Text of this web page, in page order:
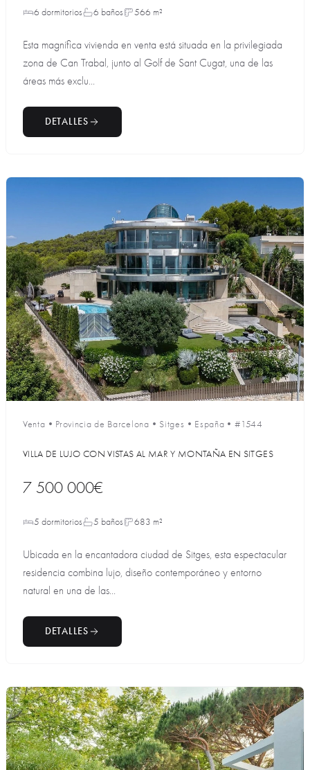
6 dormitorios 6 baños 566 m²
Esta magnífica vivienda en venta está situada en la privilegiada
zona de Can Trabal, junto al Golf de Sant Cugat, una de las
áreas más exclu...
DETALLES
Venta • Provincia de Barcelona • Sitges • España •#1544
VILLA DE LUJO CON VISTAS AL MAR Y MONTAÑA EN SITGES
7 500 000€
5 dormitorios 5 baños 683 m²
Ubicada en la encantadora ciudad de Sitges, esta espectacular
residencia combina lujo, diseño contemporáneo y entorno
natural en una de las...
DETALLES